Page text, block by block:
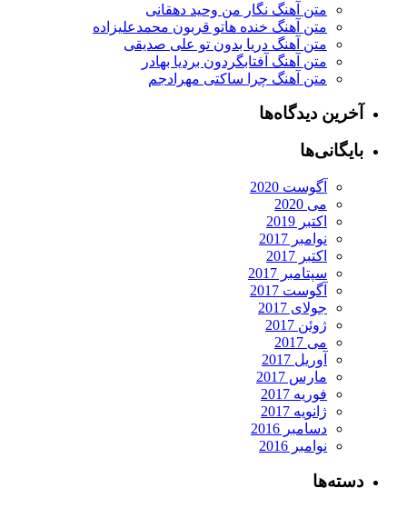
متن آهنگ نگار من وحید دهقانی
متن آهنگ خنده هاتو قربون محمدعلیزاده
متن آهنگ دریا بدون تو علی صدیقی
متن آهنگ آفتابگردون بردیا بهادر
متن آهنگ چرا ساکتی مهرادجم
آخرین دیدگاه‌ها
بایگانی‌ها
آگوست 2020
می 2020
اکتبر 2019
نوامبر 2017
اکتبر 2017
سپتامبر 2017
آگوست 2017
جولای 2017
ژوئن 2017
می 2017
آوریل 2017
مارس 2017
فوریه 2017
ژانویه 2017
دسامبر 2016
نوامبر 2016
دسته‌ها